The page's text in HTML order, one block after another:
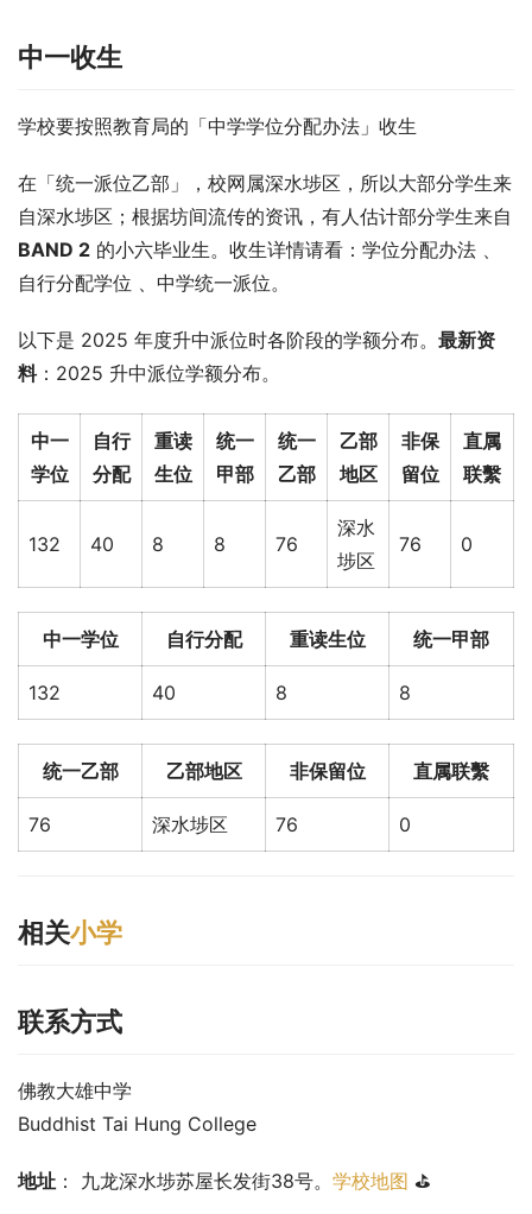
中一收生
学校要按照教育局的「中学学位分配办法」收生
在「统一派位乙部」，校网属深水埗区，所以大部分学生来
BAND 2 的小六毕业生。收生详情请看：学位分配办法 、
自行分配学位 、中学统一派位。
以下是 2025 年度升中派位时各阶段的学额分布。 最新资
料：2025 升中派位学额分布。
中一
学位
自行
分配
重读
生位
统一
甲部
统一
乙部
乙部
地区
非保
留位
直属
联繫
132 40 8 8 76
深水
埗区
76 0
中一学位 自行分配 重读生位 统一甲部
132 40 8 8
统一乙部 乙部地区 非保留位 直属联繫
76 深水埗区 76 0
相关小学
联系方式
佛教大雄中学
Buddhist Tai Hung College
地址 ： 九龙深水埗苏屋长发街38号。 学校地图 ⛳